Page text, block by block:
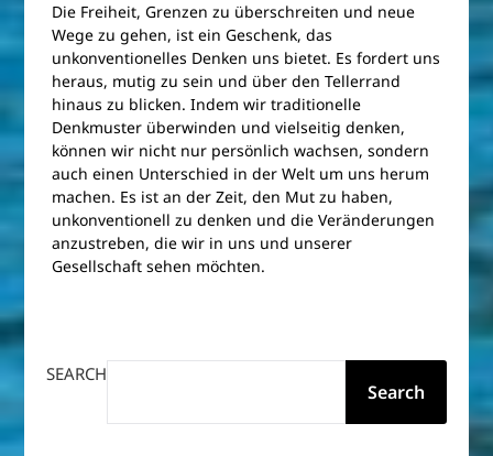
Die Freiheit, Grenzen zu überschreiten und neue
Wege zu gehen, ist ein Geschenk, das
unkonventionelles Denken uns bietet. Es fordert uns
heraus, mutig zu sein und über den Tellerrand
hinaus zu blicken. Indem wir traditionelle
Denkmuster überwinden und vielseitig denken,
können wir nicht nur persönlich wachsen, sondern
auch einen Unterschied in der Welt um uns herum
machen. Es ist an der Zeit, den Mut zu haben,
unkonventionell zu denken und die Veränderungen
anzustreben, die wir in uns und unserer
Gesellschaft sehen möchten.
SEARCH
Search